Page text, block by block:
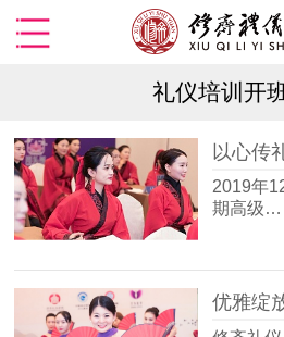
礼仪培训开
2019年
期高级…